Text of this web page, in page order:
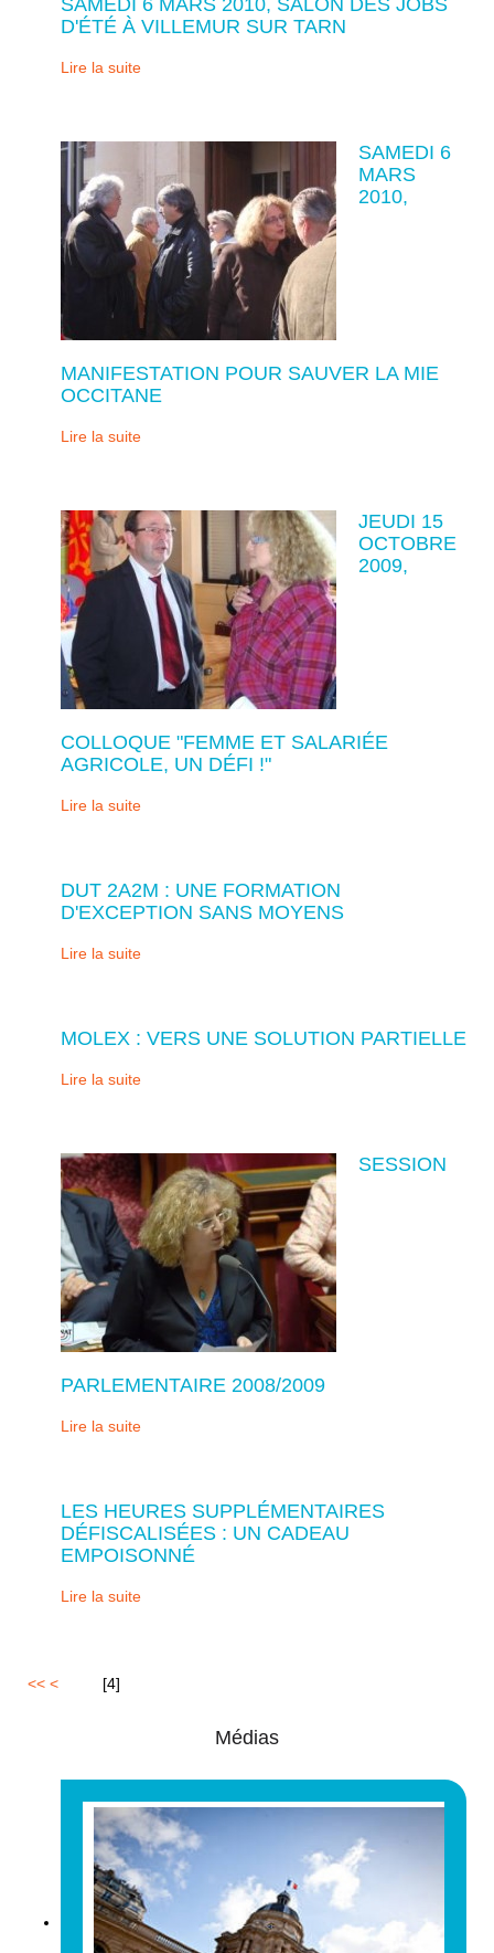
D'ÉTÉ À VILLEMUR SUR TARN
Lire la suite
SAMEDI 6
MARS
2010,
MANIFESTATION POUR SAUVER LA MIE
OCCITANE
Lire la suite
JEUDI 15
OCTOBRE
2009,
COLLOQUE "FEMME ET SALARIÉE
AGRICOLE, UN DÉFI !"
Lire la suite
DUT 2A2M : UNE FORMATION
D'EXCEPTION SANS MOYENS
Lire la suite
MOLEX : VERS UNE SOLUTION PARTIELLE
Lire la suite
SESSION
PARLEMENTAIRE 2008/2009
Lire la suite
LES HEURES SUPPLÉMENTAIRES
DÉFISCALISÉES : UN CADEAU
EMPOISONNÉ
Lire la suite
<< < [4]
Médias